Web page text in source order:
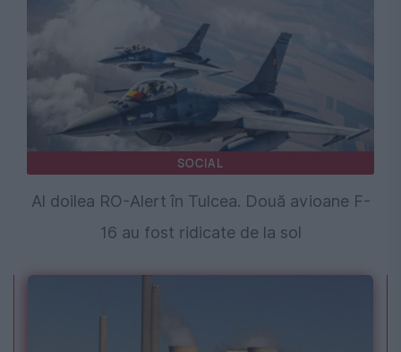
SOCIAL
Al doilea RO-Alert în Tulcea. Două avioane F-
16 au fost ridicate de la sol